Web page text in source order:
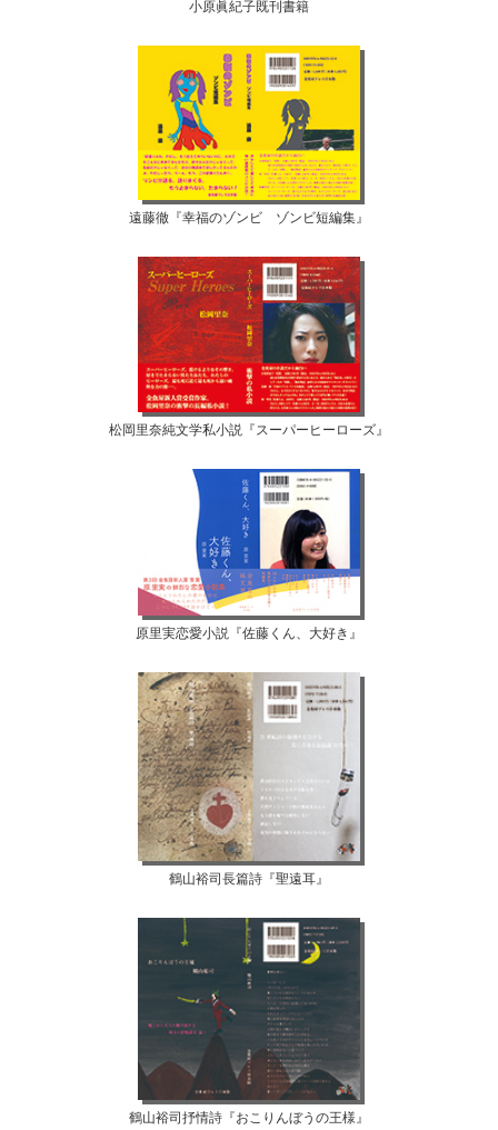
小原眞紀子既刊書籍
遠藤徹『幸福のゾンビ ゾンビ短編集』
松岡里奈純文学私小説『スーパーヒーローズ』
原里実恋愛小説『佐藤くん、大好き』
鶴山裕司長篇詩『聖遠耳』
鶴山裕司抒情詩『おこりんぼうの王様』